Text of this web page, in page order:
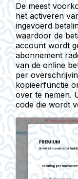
De meest
het activeren
ingevoerd
waardoor de
account wordt
abonnement
van de online
per
kopieerfunctie
over te nemen.
code die wordt